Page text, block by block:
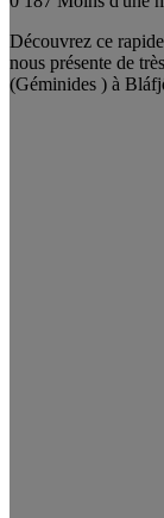
Découvrez ce
nous présente de
(Géminides ) à